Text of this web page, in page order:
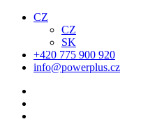
CZ
CZ
SK
+420 775 900 920
info@powerplus.cz